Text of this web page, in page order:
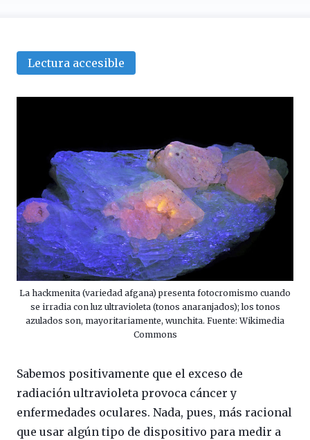
Lectura accesible
La hackmenita (variedad afgana) presenta fotocromismo cuando
se irradia con luz ultravioleta (tonos anaranjados); los tonos
azulados son, mayoritariamente, wunchita. Fuente: Wikimedia
Commons
Sabemos positivamente que el exceso de
radiación ultravioleta provoca cáncer y
enfermedades oculares. Nada, pues, más racional
que usar algún tipo de dispositivo para medir a